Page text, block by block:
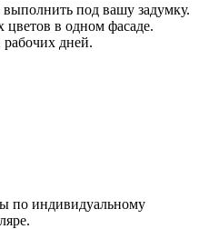
под вашу задумку.
цветов в одном фасаде.
рабочих дней.
по индивидуальному